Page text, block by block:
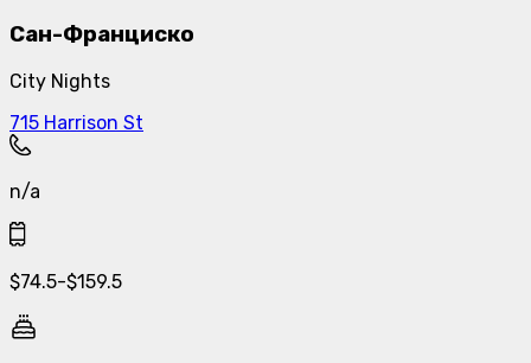
Сан-Франциско
City Nights
715 Harrison St
n/a
$74.5-$159.5